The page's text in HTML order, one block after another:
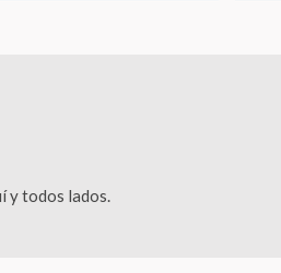
y todos lados.